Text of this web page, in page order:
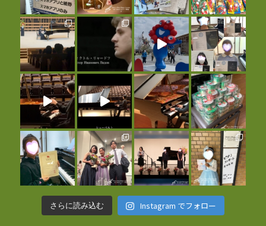
さらに読み込む Instagram でフォロー